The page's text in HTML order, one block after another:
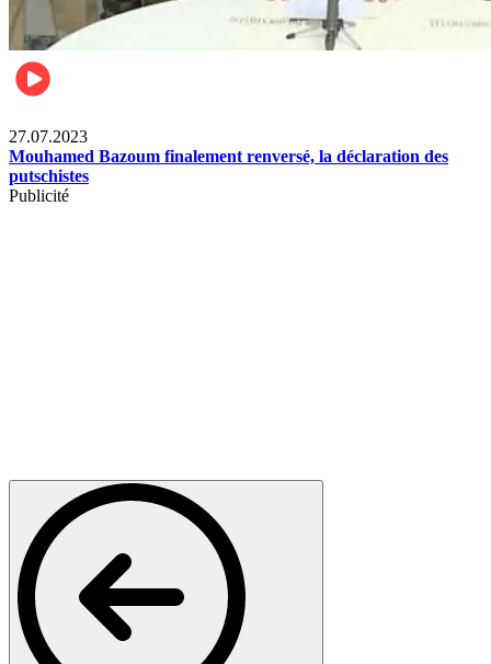
27.07.2023
Mouhamed Bazoum finalement renversé, la déclaration des
putschistes
Publicité